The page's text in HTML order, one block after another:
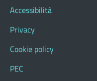
Accessibilità
Privacy
Cookie policy
PEC